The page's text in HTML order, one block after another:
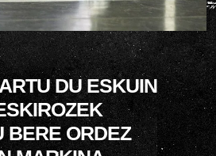
DU ESKUIN
BERE ORDEZ